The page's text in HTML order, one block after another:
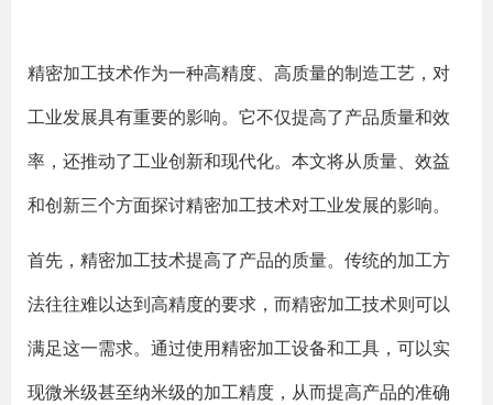
精密加工技术作为一种高精度、高质量的制造工艺，对
工业发展具有重要的影响。它不仅提高了产品质量和效
率，还推动了工业创新和现代化。本文将从质量、效益
和创新三个方面探讨精密加工技术对工业发展的影响。
首先，精密加工技术提高了产品的质量。传统的加工方
法往往难以达到高精度的要求，而精密加工技术则可以
满足这一需求。通过使用精密加工设备和工具，可以实
现微米级甚至纳米级的加工精度，从而提高产品的准确